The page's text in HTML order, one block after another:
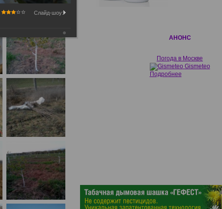
АНОНС
Погода в Москве
Gismeteo
Подробнее
Слайд-шоу: